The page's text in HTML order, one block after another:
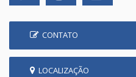
CONTATO
LOCALIZAÇÃO